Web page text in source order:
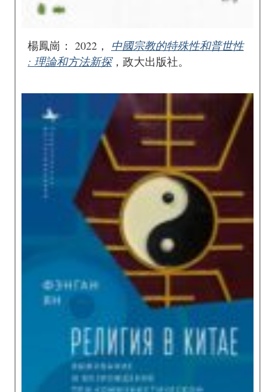
楊鳳崗： 2022， 中國宗教的特殊性和普世性
: 理論和方法新探，政大出版社。